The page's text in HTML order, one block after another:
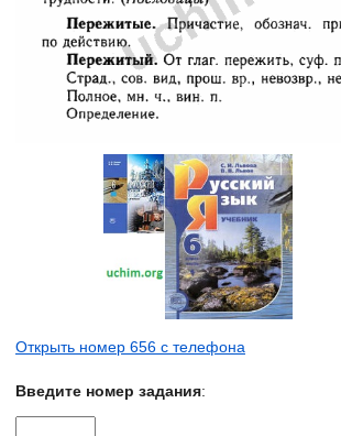
Открыть номер 656 с телефона
Введите номер задания: